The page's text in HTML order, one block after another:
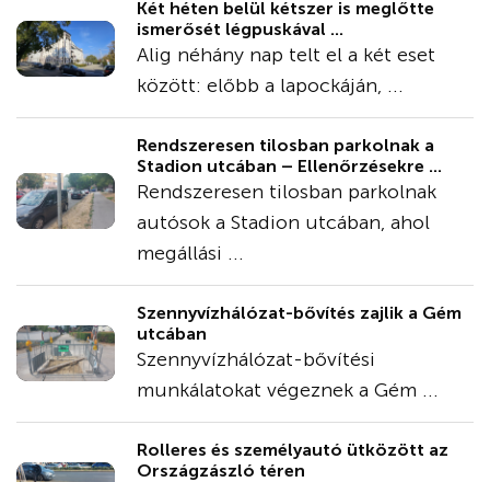
Két héten belül kétszer is meglőtte
ismerősét légpuskával ...
Alig néhány nap telt el a két eset
között: előbb a lapockáján, ...
Rendszeresen tilosban parkolnak a
Stadion utcában – Ellenőrzésekre ...
Rendszeresen tilosban parkolnak
autósok a Stadion utcában, ahol
megállási ...
Szennyvízhálózat-bővítés zajlik a Gém
utcában
Szennyvízhálózat-bővítési
munkálatokat végeznek a Gém ...
Rolleres és személyautó ütközött az
Országzászló téren